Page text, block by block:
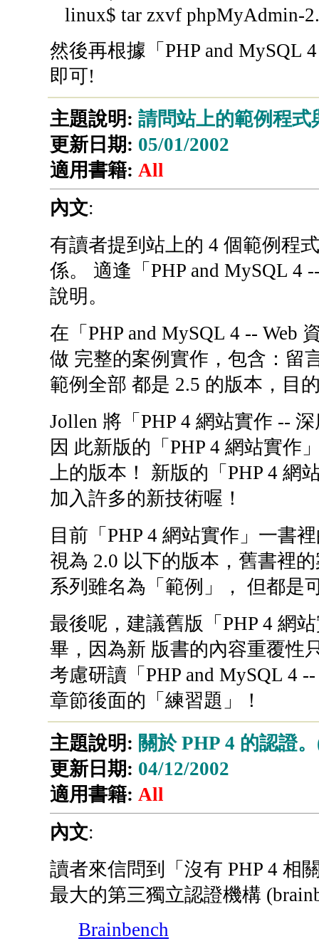
linux$ tar zxvf phpMyAdmin-
然後再根據「PHP and MySQL
即可!
主題說明: 請問站上的範例程式
更新日期: 05/01/2002
適用書籍: All
內文:
有讀者提到站上的 4 個範例程
係。 適逢「PHP and MySQL 4
說明。
在「PHP and MySQL 4 -- Web
做 完整的案例實作，包含：留
範例全部 都是 2.5 的版本，目
Jollen 將「PHP 4 網站實作 --
因 此新版的「PHP 4 網站實作
上的版本！ 新版的「PHP 4 網
加入許多的新技術喔！
目前「PHP 4 網站實作」一書
視為 2.0 以下的版本，舊書裡
系列雖名為「範例」， 但都是
最後呢，建議舊版「PHP 4 網
畢，因為新 版書的內容重覆性
考慮研讀「PHP and MySQL 4
章節後面的「練習題」！
主題說明: 關於 PHP 4 的認證
更新日期: 04/12/2002
適用書籍: All
內文:
讀者來信問到「沒有 PHP 4 相
最大的第三獨立認證機構
Brainbench